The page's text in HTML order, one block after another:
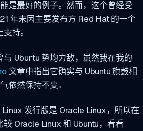
是最好的例子。然而，这个曾经受
年末因主要发布方 Red Hat 的一个
持。
Ubuntu 势均力敌，虽然我在我的
文章中指出它确实与 Ubuntu 旗鼓相
依然保持不变。
Linux 发行版是 Oracle Linux，所以在
Oracle Linux 和 Ubuntu，看看